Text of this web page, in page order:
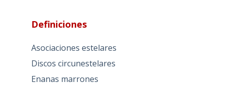
Definiciones
Asociaciones estelares
Discos circunestelares
Enanas marrones